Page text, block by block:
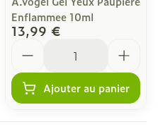
Enflammee 10ml
13,99 €
Ajouter au panier